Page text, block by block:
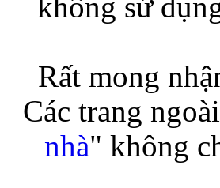
không sử
Rất mong
Các trang
nhà" không